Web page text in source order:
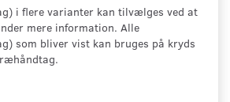
i flere varianter kan tilvælges ved at
mere information. Alle
som bliver vist kan bruges på kryds